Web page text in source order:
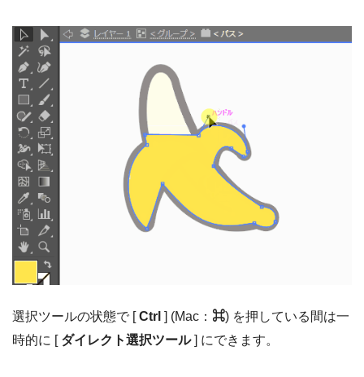
選択ツールの状態で [Ctrl ] (Mac： ⌘) を押している間は一
時的に [ ダイレクト選択ツール] にできます。